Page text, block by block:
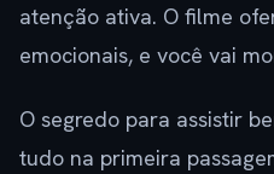
atenção ativa. O filme
emocionais, e você vai
O segredo para assistir
tudo na primeira